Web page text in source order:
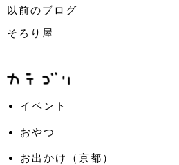
以前のブログ
そろり屋
イベント
おやつ
お出かけ（京都）